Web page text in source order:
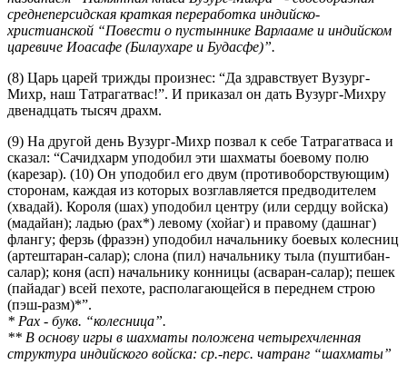
среднеперсидская краткая переработка индийско-
христианской “Повести о пустыннике Варлааме и индийском
царевиче Иоасафе (Билаухаре и Будасфе)”.
(8) Царь царей трижды произнес: “Да здравствует Вузург-
Михр, наш Татрагатвас!”. И приказал он дать Вузург-Михру
двенадцать тысяч драхм.
(9) На другой день Вузург-Михр позвал к себе Татрагатваса и
сказал: “Сачидхарм уподобил эти шахматы боевому полю
(карезар). (10) Он уподобил его двум (противоборствующим)
сторонам, каждая из которых возглавляется предводителем
(хвадай). Короля (шах) уподобил центру (или сердцу войска)
(мадайан); ладью (рах*) левому (хойаг) и правому (дашнаг)
флангу; ферзь (фразэн) уподобил начальнику боевых колесниц
(артештаран-салар); слона (пил) начальнику тыла (пуштибан-
салар); коня (асп) начальнику конницы (асваран-салар); пешек
(пайадаг) всей пехоте, располагающейся в переднем строю
(пэш-разм)*”.
* Рах - букв. “колесница”.
** В основу игры в шахматы положена четырехчленная
структура индийского войска: ср.-перс. чатранг “шахматы”